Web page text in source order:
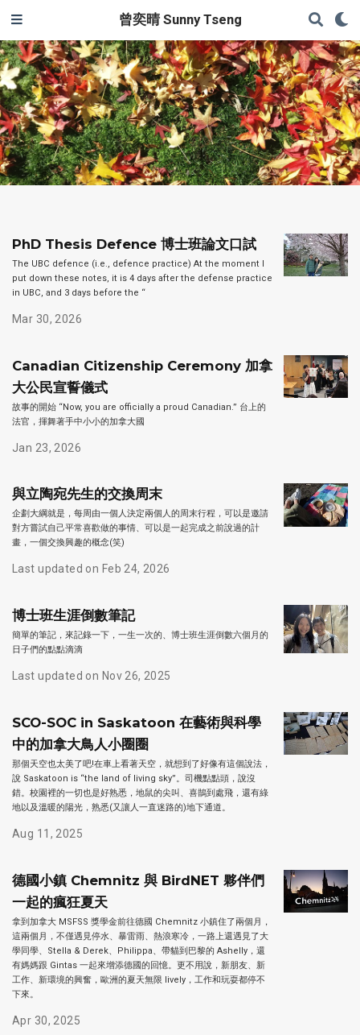
曾奕晴 Sunny Tseng
PhD Thesis Defence 博士班論文口試
The UBC defence (i.e., defence practice) At the moment I
put down these notes, it is 4 days after the defense practice
in UBC, and 3 days before the “
Mar 30, 2026
Canadian Citizenship Ceremony 加拿
大公民宣誓儀式
故事的開始 “Now, you are officially a proud Canadian.” 台上的
法官，揮舞著手中小小的加拿大國
Jan 23, 2026
與立陶宛先生的交換周末
企劃大綱就是，每周由一個人決定兩個人的周末行程，可以是邀請
對方嘗試自己平常喜歡做的事情、可以是一起完成之前說過的計
畫，一個交換興趣的概念(笑)
Last updated on Feb 24, 2026
博士班生涯倒數筆記
簡單的筆記，來記錄一下，一生一次的、博士班生涯倒數六個月的
日子們的點點滴滴
Last updated on Nov 26, 2025
SCO-SOC in Saskatoon 在藝術與科學
中的加拿大鳥人小圈圈
那個天空也太美了吧!在車上看著天空，就想到了好像有這個說法，
說 Saskatoon is “the land of living sky”。司機點點頭，說沒
錯。校園裡的一切也是好熟悉，地鼠的尖叫、喜鵲到處飛，還有綠
地以及溫暖的陽光，熟悉(又讓人一直迷路的)地下通道。
Aug 11, 2025
德國小鎮 Chemnitz 與 BirdNET 夥伴們
一起的瘋狂夏天
拿到加拿大 MSFSS 獎學金前往德國 Chemnitz 小鎮住了兩個月，
這兩個月，不僅遇見停水、暴雷雨、熱浪寒冷，一路上還遇見了大
學同學、Stella & Derek、Philippa、帶貓到巴黎的 Ashelly，還
有媽媽跟 Gintas 一起來增添德國的回憶。更不用說，新朋友、新
工作、新環境的興奮，歐洲的夏天無限 lively，工作和玩耍都停不
下來。
Apr 30, 2025